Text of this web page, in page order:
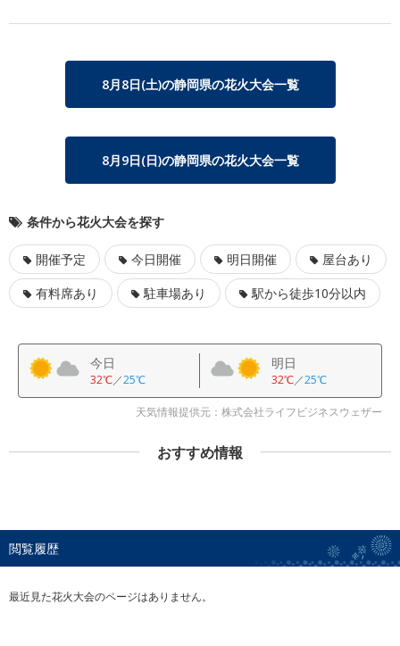
8月8日(土)の静岡県の花火大会一覧
8月9日(日)の静岡県の花火大会一覧
条件から花火大会を探す
開催予定 今日開催 明日開催
屋台あり
有料席あり
駐車場あり 駅から徒歩10分以内
今日
32℃／25℃
明日
32℃／25℃
天気情報提供元：株式会社ライフビジネスウェザー
おすすめ情報
閲覧履歴
最近見た花火大会のページはありません。